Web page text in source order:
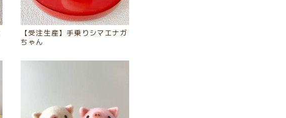
【受注生産】手乗りシマエナガ
ちゃん